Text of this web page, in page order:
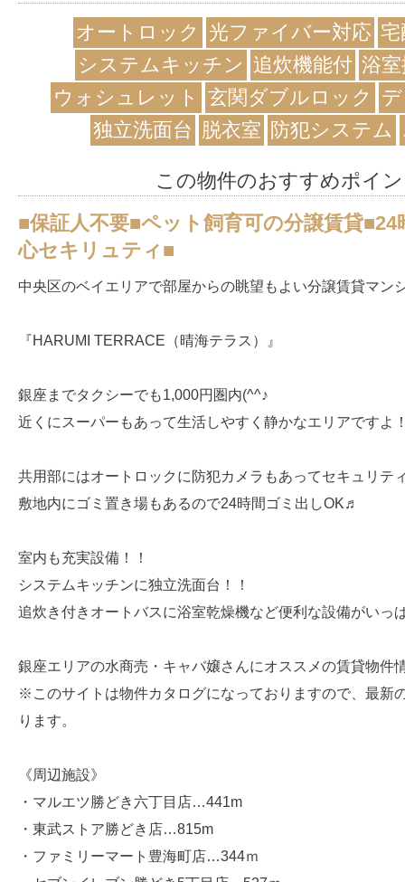
オートロック
光ファイバー対応
システムキッチン 追炊機能付 浴
ウォシュレット
玄関ダブルロック
独立洗面台 脱衣室 防犯システム
この物件のおすすめポイ
■保証人不要■ペット飼育可の分譲賃貸■24
心セキリュティ■
中央区のベイエリアで部屋からの眺望もよい分譲賃貸マン
『HARUMI TERRACE（晴海テラス）』
銀座までタクシーでも1,000円圏内(^^♪
近くにスーパーもあって生活しやすく静かなエリアですよ
共用部にはオートロックに防犯カメラもあってセキュリテ
敷地内にゴミ置き場もあるので24時間ゴミ出しOK♬
室内も充実設備！！
システムキッチンに独立洗面台！！
追炊き付きオートバスに浴室乾燥機など便利な設備がいっ
銀座エリアの水商売・キャバ嬢さんにオススメの賃貸物件
※このサイトは物件カタログになっておりますので、最新
ります。
《周辺施設》
・マルエツ勝どき六丁目店…441m
・東武ストア勝どき店…815m
・ファミリーマート豊海町店…344ｍ